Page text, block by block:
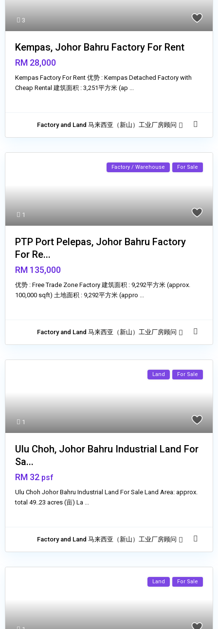
3
Kempas, Johor Bahru Factory For Rent
RM 28,000
Kempas Factory For Rent 优势 : Kempas Detached Factory with
Cheap Rental 建筑面积 : 3,251平方米 (ap
Factory and Land 马来西亚（新山）工业厂房顾问
1
Factory / Warehouse For Sale
PTP Port Pelepas, Johor Bahru Factory
For Re...
RM 135,000
优势 : Free Trade Zone Factory 建筑面积 : 9,292平方米 (approx.
100,000 sqft) 土地面积 : 9,292平方米 (appro
Factory and Land 马来西亚（新山）工业厂房顾问
1
Land For Sale
Ulu Choh, Johor Bahru Industrial Land For
Sa...
RM 32 psf
Ulu Choh Johor Bahru Industrial Land For Sale Land Area: approx.
total 49..23 acres (亩) La
Factory and Land 马来西亚（新山）工业厂房顾问
Land For Sale